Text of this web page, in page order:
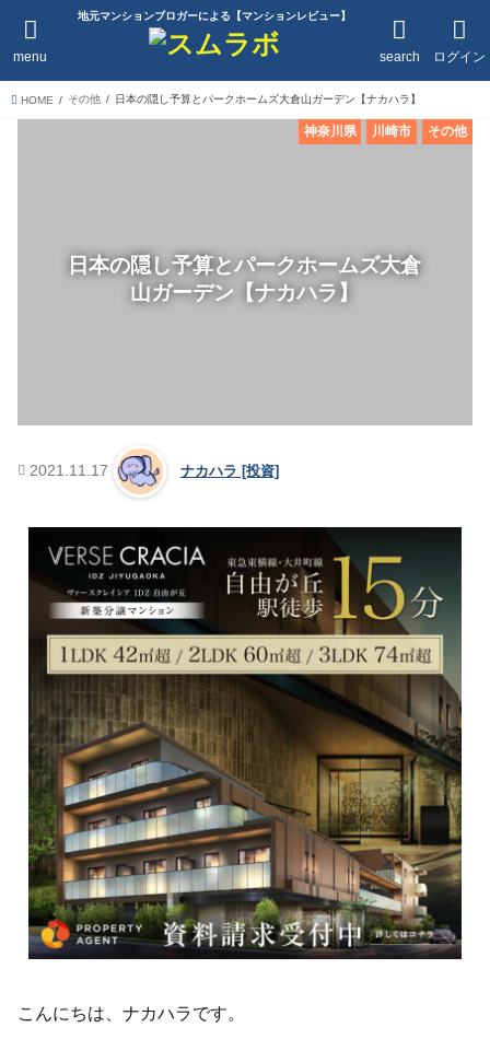
地元マンションブロガーによる【マンションレビュー】
ログイン
search
menu
HOME その他 日本の隠し予算とパークホームズ大倉山ガーデン【ナカハラ】
日本の隠し予算とパークホームズ大倉
山ガーデン【ナカハラ】
その他
川崎市
神奈川県
2021.11.17 ナカハラ [投資]
こんにちは、ナカハラです。